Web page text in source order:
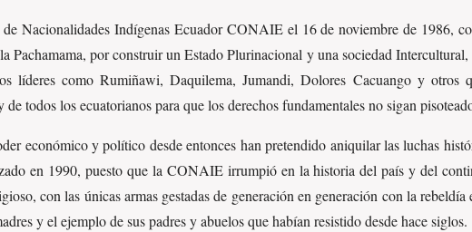
Nacionalidades Indígenas Ecuador CONAIE el 16 de noviembre de 1986,
Pachamama, por construir un Estado Plurinacional y una sociedad
líderes como Rumiñawi, Daquilema, Jumandi, Dolores Cacuango y
todos los ecuatorianos para que los derechos fundamentales no sigan
económico y político desde entonces han pretendido aniquilar las luchas
en 1990, puesto que la CONAIE irrumpió en la historia del país y del
con las únicas armas gestadas de generación en generación con la
y el ejemplo de sus padres y abuelos que habían resistido desde hace siglos.